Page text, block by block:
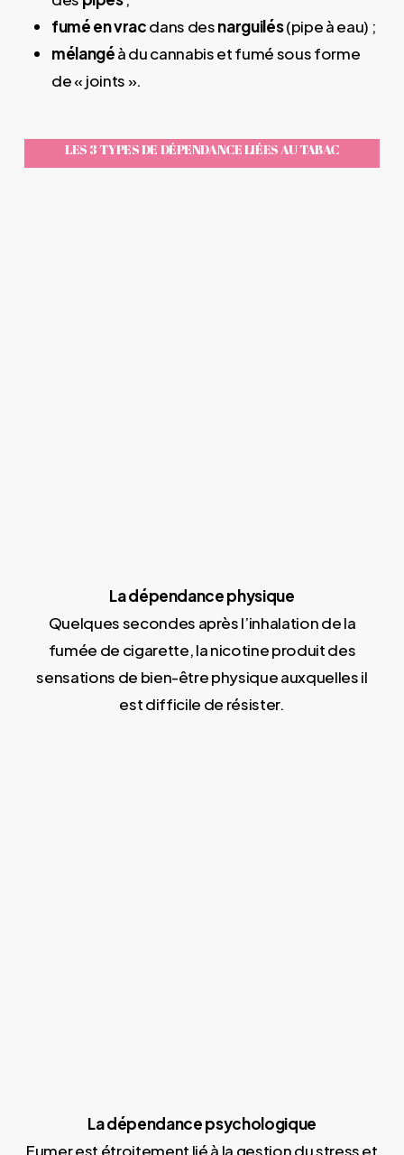
fumé en vracdans desnarguilés(pipe à eau) ;
mélangéà du cannabis et fumé sous forme
de « joints ».
LES 3 TYPES DE DÉPENDANCE LIÉES AU TABAC
La dépendance physique
Quelques secondes après l’inhalation de la
fumée de cigarette, la nicotine produit des
sensations de bien-être physique auxquelles il
est difficile de résister.
La dépendance psychologique
Fumer est étroitement lié à la gestion du stress et